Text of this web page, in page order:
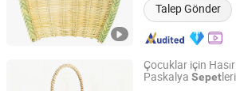
Talep Gönder
Çocuklar için
Paskalya Sepetleri
Qingdao Best Ever Handcrafts Co., Ltd.